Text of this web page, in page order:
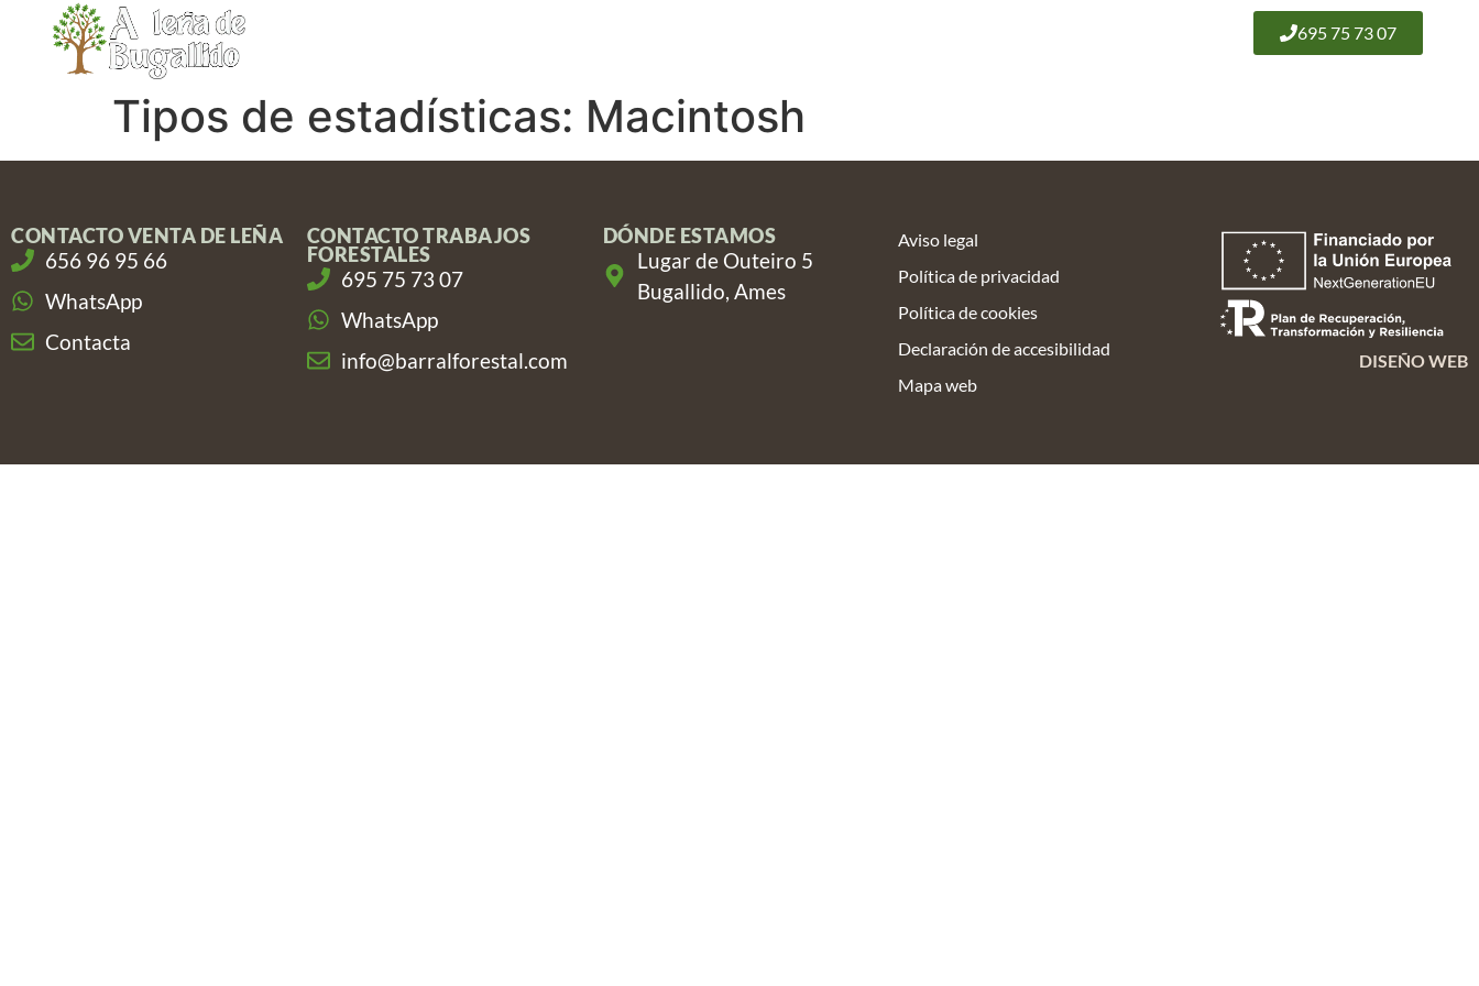
contenido
695 75 73 07
Tipos de estadísticas: Macintosh
CONTACTO VENTA DE LEÑA
656 96 95 66
WhatsApp
Contacta
CONTACTO TRABAJOS
FORESTALES
695 75 73 07
WhatsApp
info@barralforestal.com
DÓNDE ESTAMOS
Lugar de Outeiro 5
Bugallido, Ames
Aviso legal
Política de privacidad
Política de cookies
Declaración de accesibilidad
Mapa web
DISEÑO WEB